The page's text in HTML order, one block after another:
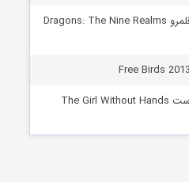
دانلود انیمیشن اژدهایان: نه قلمرو Dragons: The Nine Realms
دانلود انیمیشن دختر بدون دست The Girl Without Hands